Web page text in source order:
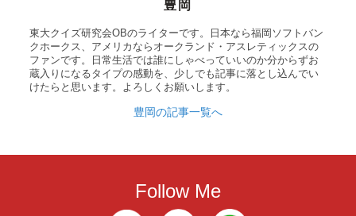
豊岡
東大クイズ研究会OBのライターです。日本なら福岡ソフトバン
クホークス、アメリカならオークランド・アスレティックスの
ファンです。日常生活では誰にしゃべっていいのか分からずお
蔵入りになるタイプの感動を、少しでも記事に落とし込んでい
けたらと思います。よろしくお願いします。
豊岡の記事一覧へ
Follow Me